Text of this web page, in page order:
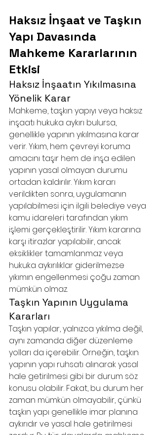
Haksız İnşaat ve Taşkın
Yapı Davasında
Mahkeme Kararlarının
Etkisi
Haksız İnşaatın Yıkılmasına
Yönelik Karar
Mahkeme, taşkın yapıyı veya haksız
inşaatı hukuka aykırı bulursa,
genellikle yapının yıkılmasına karar
verir. Yıkım, hem çevreyi koruma
amacını taşır hem de inşa edilen
yapının yasal olmayan durumu
ortadan kaldırılır. Yıkım kararı
verildikten sonra, uygulamanın
yapılabilmesi için ilgili belediye veya
kamu idareleri tarafından yıkım
işlemi gerçekleştirilir. Yıkım kararına
karşı itirazlar yapılabilir, ancak
eksiklikler tamamlanmaz veya
hukuka aykırılıklar giderilmezse
yıkımın engellenmesi çoğu zaman
mümkün olmaz.
Taşkın Yapının Uygulama
Kararları
Taşkın yapılar, yalnızca yıkılma değil,
aynı zamanda diğer düzenleme
yolları da içerebilir. Örneğin, taşkın
yapının yapı ruhsatı alınarak yasal
hale getirilmesi gibi bir durum söz
konusu olabilir. Fakat, bu durum her
zaman mümkün olmayabilir, çünkü
taşkın yapı genellikle imar planına
aykırıdır ve yasal hale getirilmesi